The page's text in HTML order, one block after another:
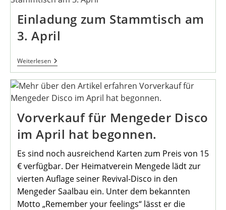
Einladung zum Stammtisch am
3. April
WeiterlesenEinladung
Zum
Am
3.
April
Vorverkauf für Mengeder Disco
im April hat begonnen.
Es sind noch ausreichend Karten zum Preis von 15
€ verfügbar. Der Heimatverein Mengede lädt zur
vierten Auflage seiner Revival-Disco in den
Mengeder Saalbau ein. Unter dem bekannten
Motto „Remember your feelings“ lässt er die